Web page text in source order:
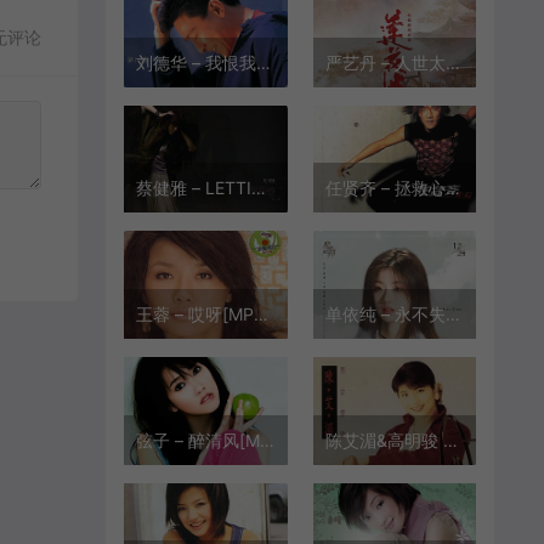
评论
刘德华 – 我恨我痴心[MP3-320K/FLAC][9.95M/29.5M]
严艺丹 – 人世太匆忙[MP3-320K/FLAC/HIRES][9.69M/27.6M/51.9M]
蔡健雅 – LETTING GO[MP3-320K/FLAC][10.0M/29.5M] 任贤齐 – 拯救心田[MP3-320K/FLAC][8.03M/24.6M]
王蓉 – 哎呀[MP3-320K/FLAC][8.57M/27.5M] 单依纯 – 永不失联的爱[MP3-320K/FLAC][10.5M/19.7M]
弦子 – 醉清风[MP3-320K/FLAC][10.3M/24.7M] 陈艾湄&高明骏 – 我悄悄蒙上你的眼睛[MP3-320K/FLAC][9.29M/23.6M]